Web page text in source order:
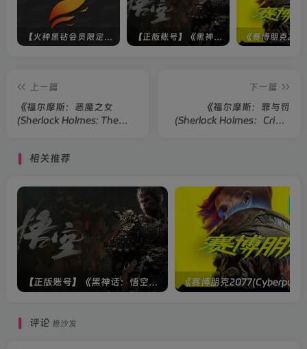
【火种黑钻会员限定】未上架游戏 【正版账号】《黑神话：悟空(BLACK MYTH WU KONG)》
上一篇
《福尔摩斯：恶魔之女
(Sherlock Holmes: The
下一篇
《福尔摩斯：罪与罚
(Sherlock Holmes：Crime
相关推荐
【正版账号】《黑神话：悟空(BLACK MYTH WU KONG)》
评论 抢沙发